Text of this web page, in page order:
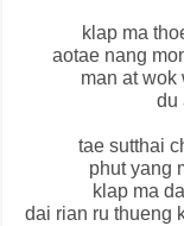
klap ma
aotae nang
man at wok
du
tae sutthai
phut yang
klap ma
dai rian ru thueng